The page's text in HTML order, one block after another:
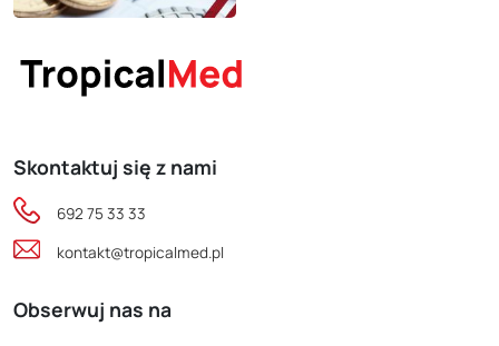
Skontaktuj się z nami
692 75 33 33
kontakt@tropicalmed.pl
Obserwuj nas na